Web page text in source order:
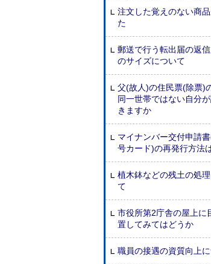
注文した覚えのない商
た
郵送で行う転出届の返
のサイズについて
父(故人)の住民票(除票)
同一世帯ではない自分
きますか
マイナンバー交付申請
号カード)の再発行方法
植木鉢などの残土の処
て
市役所第2庁舎の屋上に
置してみてはどうか
職員の接遇の資質向上